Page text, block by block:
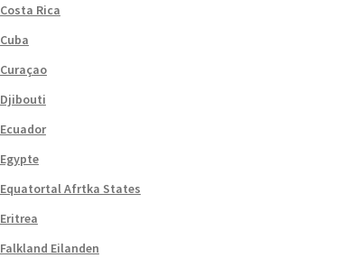
Costa Rica
Cuba
Curaçao
Djibouti
Ecuador
Egypte
Equatortal Afrtka States
Eritrea
Falkland Eilanden